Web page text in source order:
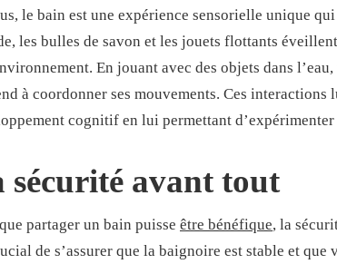
le bain est une expérience sensorielle unique
les bulles de savon et les jouets flottants
En jouant avec des objets dans
à coordonner ses mouvements. Ces
cognitif en lui permettant d’expérimenter
sécurité avant tout
partager un bain puisse être bénéfique, la
de s’assurer que la baignoire est stable et